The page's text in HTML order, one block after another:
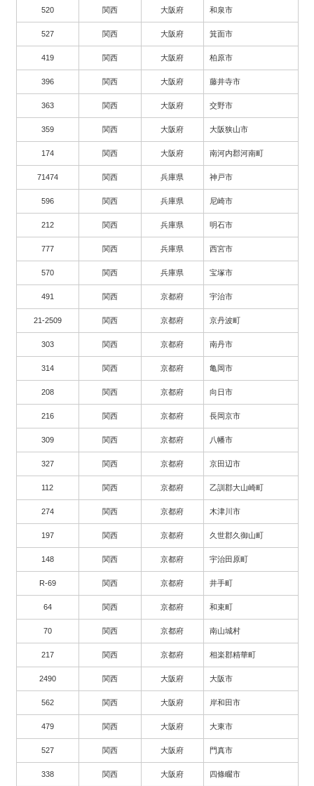
520 関西 大阪府 和泉市
527 関西 大阪府 箕面市
419 関西 大阪府 柏原市
396 関西 大阪府 藤井寺市
363 関西 大阪府 交野市
359 関西 大阪府 大阪狭山市
174 関西 大阪府 南河内郡河南町
71474 関西 兵庫県 神戸市
596 関西 兵庫県 尼崎市
212 関西 兵庫県 明石市
777 関西 兵庫県 西宮市
570 関西 兵庫県 宝塚市
491 関西 京都府 宇治市
21-2509 関西 京都府 京丹波町
303 関西 京都府 南丹市
314 関西 京都府 亀岡市
208 関西 京都府 向日市
216 関西 京都府 長岡京市
309 関西 京都府 八幡市
327 関西 京都府 京田辺市
112 関西 京都府 乙訓郡大山崎町
274 関西 京都府 木津川市
197 関西 京都府 久世郡久御山町
148 関西 京都府 宇治田原町
R-69 関西 京都府 井手町
64 関西 京都府 和束町
70 関西 京都府 南山城村
217 関西 京都府 相楽郡精華町
2490 関西 大阪府 大阪市
562 関西 大阪府 岸和田市
479 関西 大阪府 大東市
527 関西 大阪府 門真市
338 関西 大阪府 四條畷市